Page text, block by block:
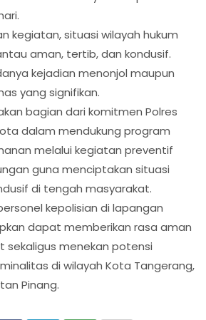
kegiatan, situasi wilayah hukum
aman, tertib, dan kondusif.
kejadian menonjol maupun
yang signifikan.
bagian dari komitmen Polres
dalam mendukung program
melalui kegiatan preventif
guna menciptakan situasi
di tengah masyarakat.
kepolisian di lapangan
dapat memberikan rasa aman
sekaligus menekan potensi
di wilayah Kota Tangerang,
Pinang.